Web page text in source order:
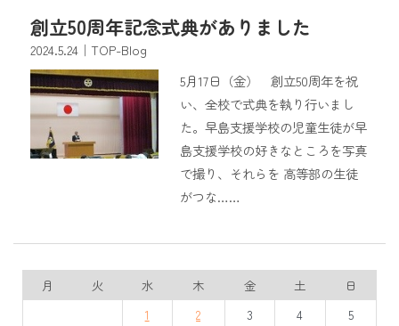
創立50周年記念式典がありました
2024.5.24 ｜TOP-Blog
5月17日（金） 創立50周年を祝
い、全校で式典を執り行いまし
た。早島支援学校の児童生徒が早
島支援学校の好きなところを写真
で撮り、それらを 高等部の生徒
がつな……
月 火 水 木 金 土
日
1
2 3 4
5